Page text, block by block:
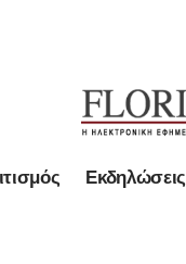
Εκδηλώσεις